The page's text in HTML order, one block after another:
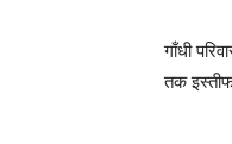
गाँधी
तक